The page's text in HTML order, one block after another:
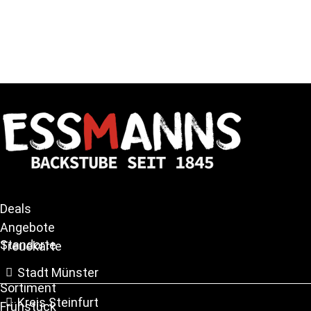
Deals
Angebote
Treuekarte
Standorte
Stadt Münster
Kreis Steinfurt
Sortiment
Frühstück